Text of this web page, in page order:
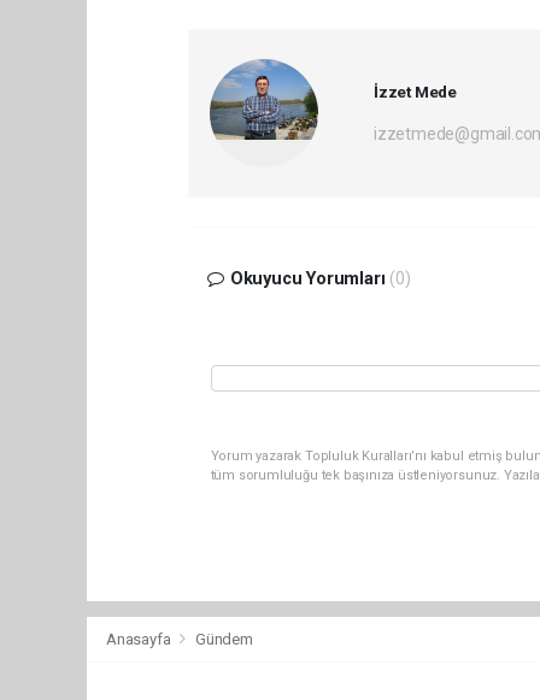
İzzet Mede
Okuyucu Yorumları (0)
Yorum yazarak Topluluk Kuralları’nı kabul etmiş
tüm sorumluluğu tek başınıza üstleniyorsunuz.
Anasayfa Gündem